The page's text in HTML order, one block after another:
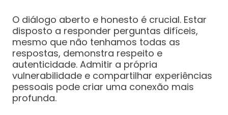
O diálogo aberto e honesto é crucial. Estar
disposto a responder perguntas difíceis,
mesmo que não tenhamos todas as
respostas, demonstra respeito e
autenticidade. Admitir a própria
vulnerabilidade e compartilhar experiências
pessoais pode criar uma conexão mais
profunda.